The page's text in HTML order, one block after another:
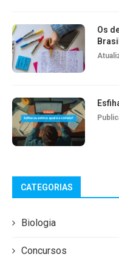
Os
Brasil
CATEGORIAS
Biologia
Concursos